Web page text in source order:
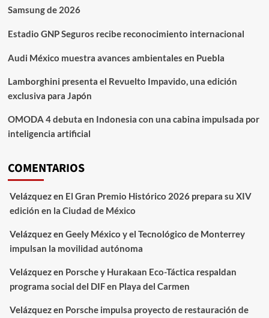
Samsung de 2026
Estadio GNP Seguros recibe reconocimiento internacional
Audi México muestra avances ambientales en Puebla
Lamborghini presenta el Revuelto Impavido, una edición
exclusiva para Japón
OMODA 4 debuta en Indonesia con una cabina impulsada por
inteligencia artificial
COMENTARIOS
Velázquezen El Gran Premio Histórico 2026 prepara su XIV
edición en la Ciudad de México
Velázquezen Geely México y el Tecnológico de Monterrey
impulsan la movilidad autónoma
Velázquezen Porsche y Hurakaan Eco-Táctica respaldan
programa social del DIF en Playa del Carmen
Velázquezen Porsche impulsa proyecto de restauración de